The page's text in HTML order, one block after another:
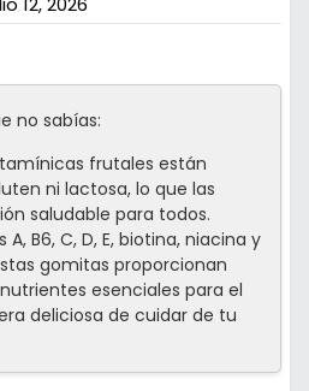
no sabías:
frutales están
ni lactosa, lo que las
saludable para todos.
B6, C, D, E, biotina, niacina y
gomitas proporcionan
esenciales para el
deliciosa de cuidar de tu